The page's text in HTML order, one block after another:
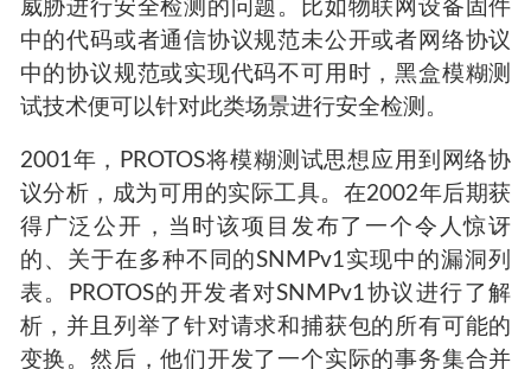
威胁进行安全检测的问题。比如物联网设备固件
中的代码或者通信协议规范未公开或者网络协议
中的协议规范或实现代码不可用时，黑盒模糊测
试技术便可以针对此类场景进行安全检测。
2001年，PROTOS将模糊测试思想应用到网络协
议分析，成为可用的实际工具。在2002年后期获
得广泛公开，当时该项目发布了一个令人惊讶
的、关于在多种不同的SNMPv1实现中的漏洞列
表。PROTOS的开发者对SNMPv1协议进行了解
析，并且列举了针对请求和捕获包的所有可能的
变换。然后，他们开发了一个实际的事务集合并